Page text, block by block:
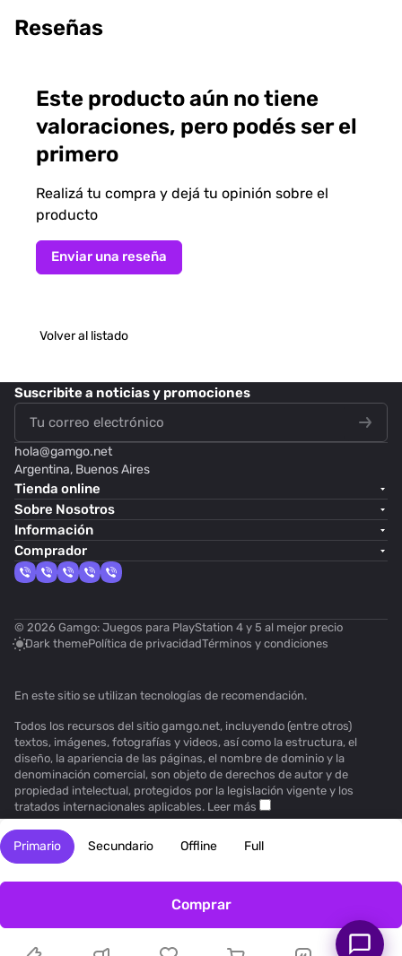
Reseñas
Este producto aún no tiene
valoraciones, pero podés ser el
primero
Realizá tu compra y dejá tu opinión sobre el
producto
Enviar una reseña
Volver al listado
Primario Secundario Offline Full
Comprar
Suscribitea noticias y promociones
hola@gamgo.net
Argentina, Buenos Aires
Tienda online
Sobre Nosotros
Información
Comprador
© 2026 Gamgo: Juegos para PlayStation 4 y 5 al mejor precio
Dark themePolítica de privacidadTérminos y condiciones
En este sitio se utilizan tecnologías de recomendación.
Todos los recursos del sitio gamgo.net, incluyendo (entre otros)
textos, imágenes, fotografías y videos, así como la estructura, el
diseño, la apariencia de las páginas, el nombre de dominio y la
denominación comercial, son objeto de derechos de autor y de
propiedad intelectual, protegidos por la legislación vigente y los
tratados internacionales aplicables. Leer más